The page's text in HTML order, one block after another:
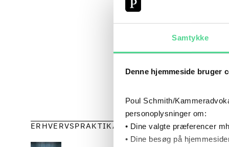
Samtykke
Denne hjemmeside bruger
Poul Schmith/
personoplysninger om:
• Dine valgte præferencer
• Dine besøg på
når vi
ERHVERVSPRAKTIKANTER